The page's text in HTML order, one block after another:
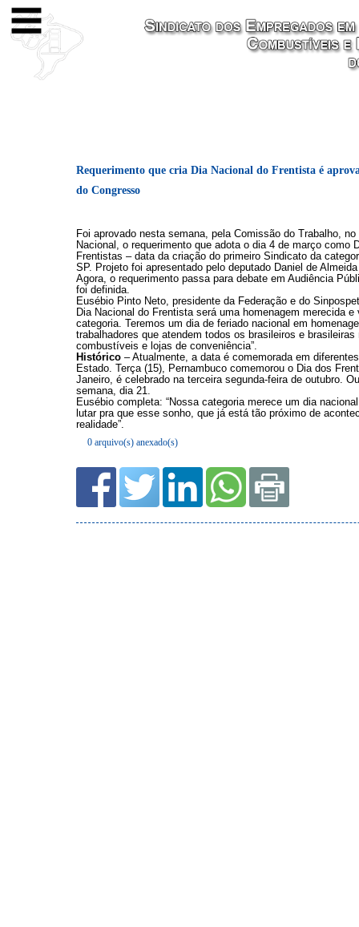
Requerimento que cria Dia Nacional do Frentista é
do Congresso
0 arquivo(s) anexado(s)